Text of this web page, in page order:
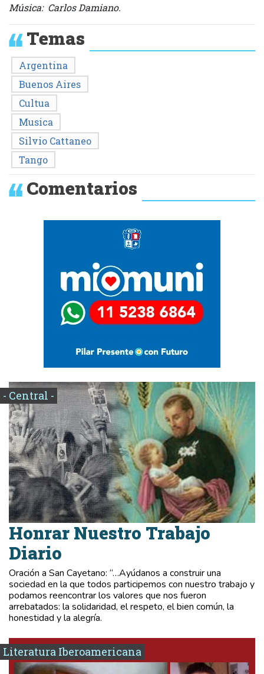
Música: Carlos Damiano.
Temas
Argentina
Buenos Aires
Cultua
Musica
Silvio Cattaneo
Tango
Comentarios
- Central -
Honrar Nuestro Trabajo
Diario
Oración a San Cayetano: “…Ayúdanos a construir una
sociedad en la que todos participemos con nuestro trabajo y
podamos reencontrar los valores que nos fueron
arrebatados: la solidaridad, el respeto, el bien común, la
honestidad y la alegría.
Literatura Iberoamericana